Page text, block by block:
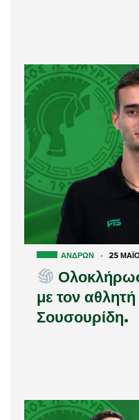
ΑΝΔΡΏΝ · 25
με τον
Σουσουρίδη.